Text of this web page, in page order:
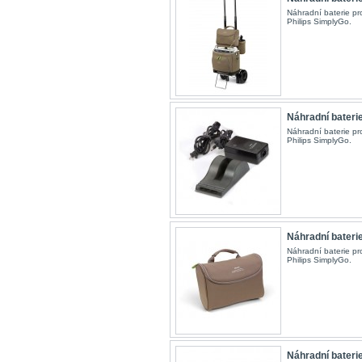
Náhradní baterie
Philips SimplyGo.
Náhradní
Náhradní baterie
Philips SimplyGo.
Náhradní
Náhradní baterie
Philips SimplyGo.
Náhradní